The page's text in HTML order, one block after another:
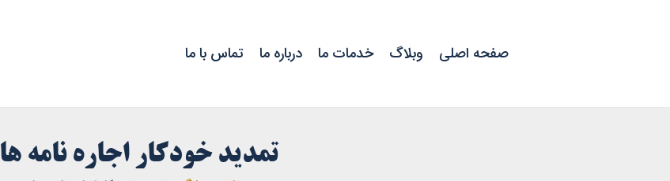
صفحه اصلی وبلاگ خدمات ما درباره ما تماس با ما
تمدید خودکار اجاره نامه ها